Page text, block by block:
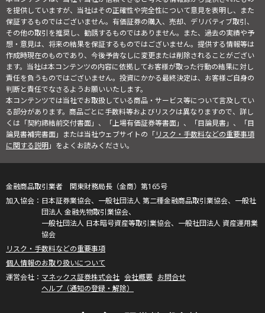
を提供していますが、当社はその正確性や完全性について意見を表明し、また
保証するものではございません。有価証券の購入、売却、デリバティブ取引、
その他の取引を推奨し、勧誘するものではありません。また、過去の実績や予
想・意見は、将来の結果を保証するものではございません。提供する情報等は
作成時現在のものであり、今後予告なしに変更または削除されることがござい
ます。当社は本コンテンツの内容に依拠してお客様が取った行動の結果に対し
責任を負うものではございません。投資にかかる最終決定は、お客様ご自身の
判断と責任でなさるようお願いいたします。
本コンテンツでは当社でお取扱している商品・サービス等について言及してい
る部分があります。商品ごとに手数料等およびリスクは異なりますので、詳し
くは「契約締結前交付書面」、「上場有価証券等書面」、「目論見書」、「目
論見書補完書面」または当社ウェブサイトの「リスク・手数料などの重要事項
に関する説明」をよくお読みください。
金融商品取引業者 関東財務局長（金商）第165号
日本証券業協会、一般社団法人 第二種金融商品取引業協会、一般社
団法人 金融先物取引業協会、
一般社団法人 日本暗号資産等取引業協会、一般社団法人 資産運用業
協会
リスク・手数料などの重要事項
個人情報のお取り扱いについて
マネックス証券株式会社 会社概要 お問合せ
ヘルプ（通知の登録・解除）